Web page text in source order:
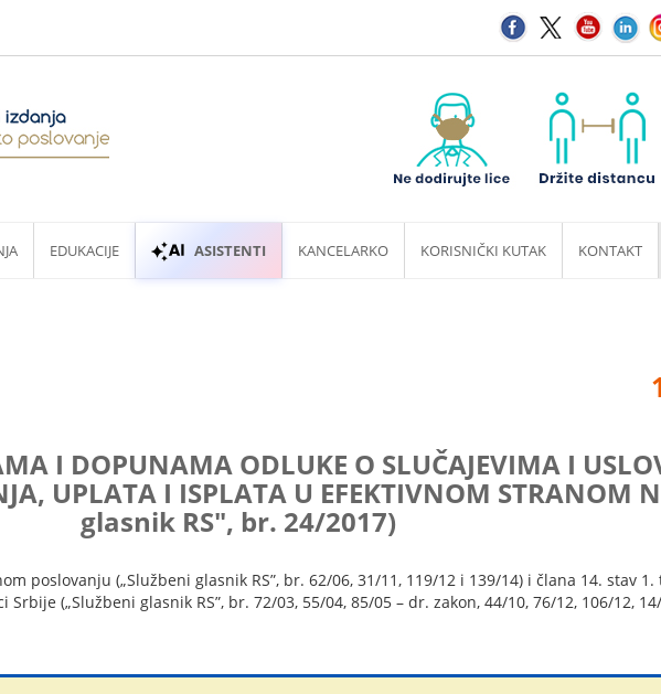
EDUKACIJE ASISTENTI KANCELARKO KORISNIČKI KUTAK KONTAKT
I DOPUNAMA ODLUKE O SLUČAJEVIMA I
UPLATA I ISPLATA U EFEKTIVNOM STRANOM
glasnik RS", br. 24/2017)
poslovanju („Službeni glasnik RS”, br. 62/06, 31/11, 119/12 i 139/14) i člana 14. stav 1.
(„Službeni glasnik RS”, br. 72/03, 55/04, 85/05 – dr. zakon, 44/10, 76/12, 106/12,